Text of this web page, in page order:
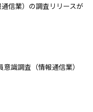
信業）の調査リリースが
識調査（情報通信業）